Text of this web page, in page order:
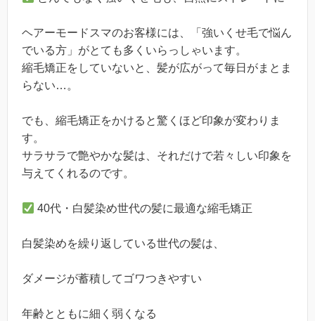
ヘアーモードスマのお客様には、「強いくせ毛で悩ん
でいる方」がとても多くいらっしゃいます。
縮毛矯正をしていないと、髪が広がって毎日がまとま
らない…。
でも、縮毛矯正をかけると驚くほど印象が変わりま
す。
サラサラで艶やかな髪は、それだけで若々しい印象を
与えてくれるのです。
40代・白髪染め世代の髪に最適な縮毛矯正
白髪染めを繰り返している世代の髪は、
ダメージが蓄積してゴワつきやすい
年齢とともに細く弱くなる